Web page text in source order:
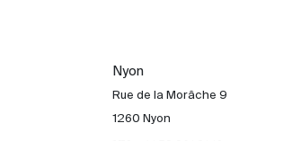
Nyon
Rue de la Morâche 9
1260 Nyon